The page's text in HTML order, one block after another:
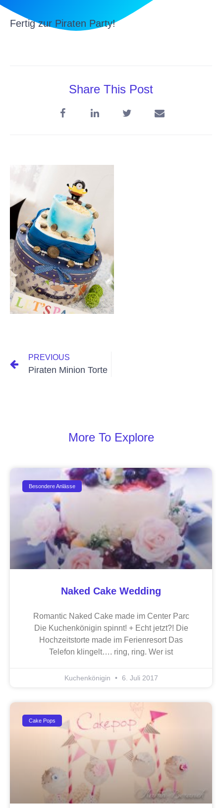
Fertig zur Piraten Party!
Share This Post
PREVIOUS
Piraten Minion Torte
More To Explore
Besondere Anlässe
Naked Cake Wedding
Romantic Naked Cake made im Center Parc
Die Kuchenkönigin spinnt! + Echt jetzt?! Die
Hochzeitstorte made im Ferienresort Das
Telefon klingelt…. ring, ring. Wer ist
Kuchenkönigin 6. Juli 2017
Cake Pops